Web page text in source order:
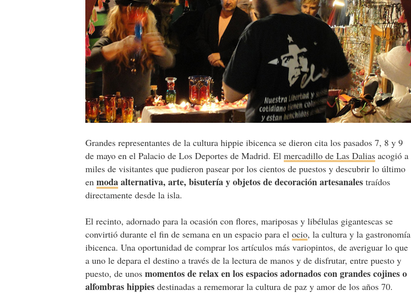
Grandes representantes de la cultura hippie ibicenca se dieron cita los pasados 7, 8 y 9
de mayo en el Palacio de Los Deportes de Madrid. Elmercadillo de Las Dalias acogió a
miles de visitantes que pudieron pasear por los cientos de puestos y descubrir lo último
enmodaalternativa, arte, bisutería y objetos de decoración artesanales traídos
directamente desde la isla.
El recinto, adornado para la ocasión con flores, mariposas y libélulas gigantescas se
convirtió durante el fin de semana en un espacio para elocio, la cultura y la gastronomía
ibicenca. Una oportunidad de comprar los artículos más variopintos, de averiguar lo que
a uno le depara el destino a través de la lectura de manos y de disfrutar, entre puesto y
puesto, de unosmomentos de relax en los espacios adornados con grandes cojines o
alfombras hippies destinadas a rememorar la cultura de paz y amor de los años 70.